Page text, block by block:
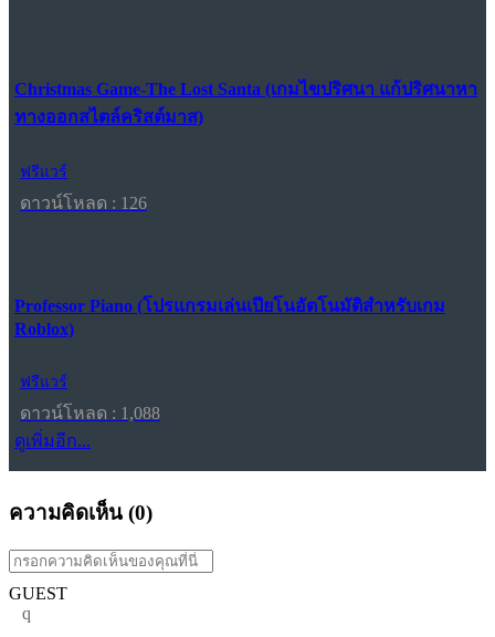
Christmas Game-The Lost Santa (เกมไขปริศนา แก้ปริศนาหา
ทางออกสไตล์คริสต์มาส)
ฟรีแวร์
ดาวน์โหลด : 126
Professor Piano (โปรแกรมเล่นเปียโนอัตโนมัติสำหรับเกม
Roblox)
ฟรีแวร์
ดาวน์โหลด : 1,088
ดูเพิ่มอีก...
ความคิดเห็น (0)
GUEST
q